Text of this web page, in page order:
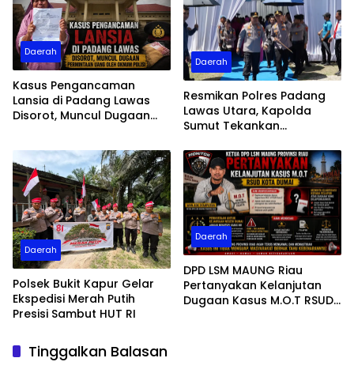
Daerah
Kasus Pengancaman
Lansia di Padang Lawas
Disorot, Muncul Dugaan
Daerah
Resmikan Polres Padang
Lawas Utara, Kapolda
Sumut Tekankan
Daerah
Polsek Bukit Kapur Gelar
Ekspedisi Merah Putih
Presisi Sambut HUT RI
Daerah
DPD LSM MAUNG Riau
Pertanyakan Kelanjutan
Dugaan Kasus M.O.T RSUD
Tinggalkan Balasan